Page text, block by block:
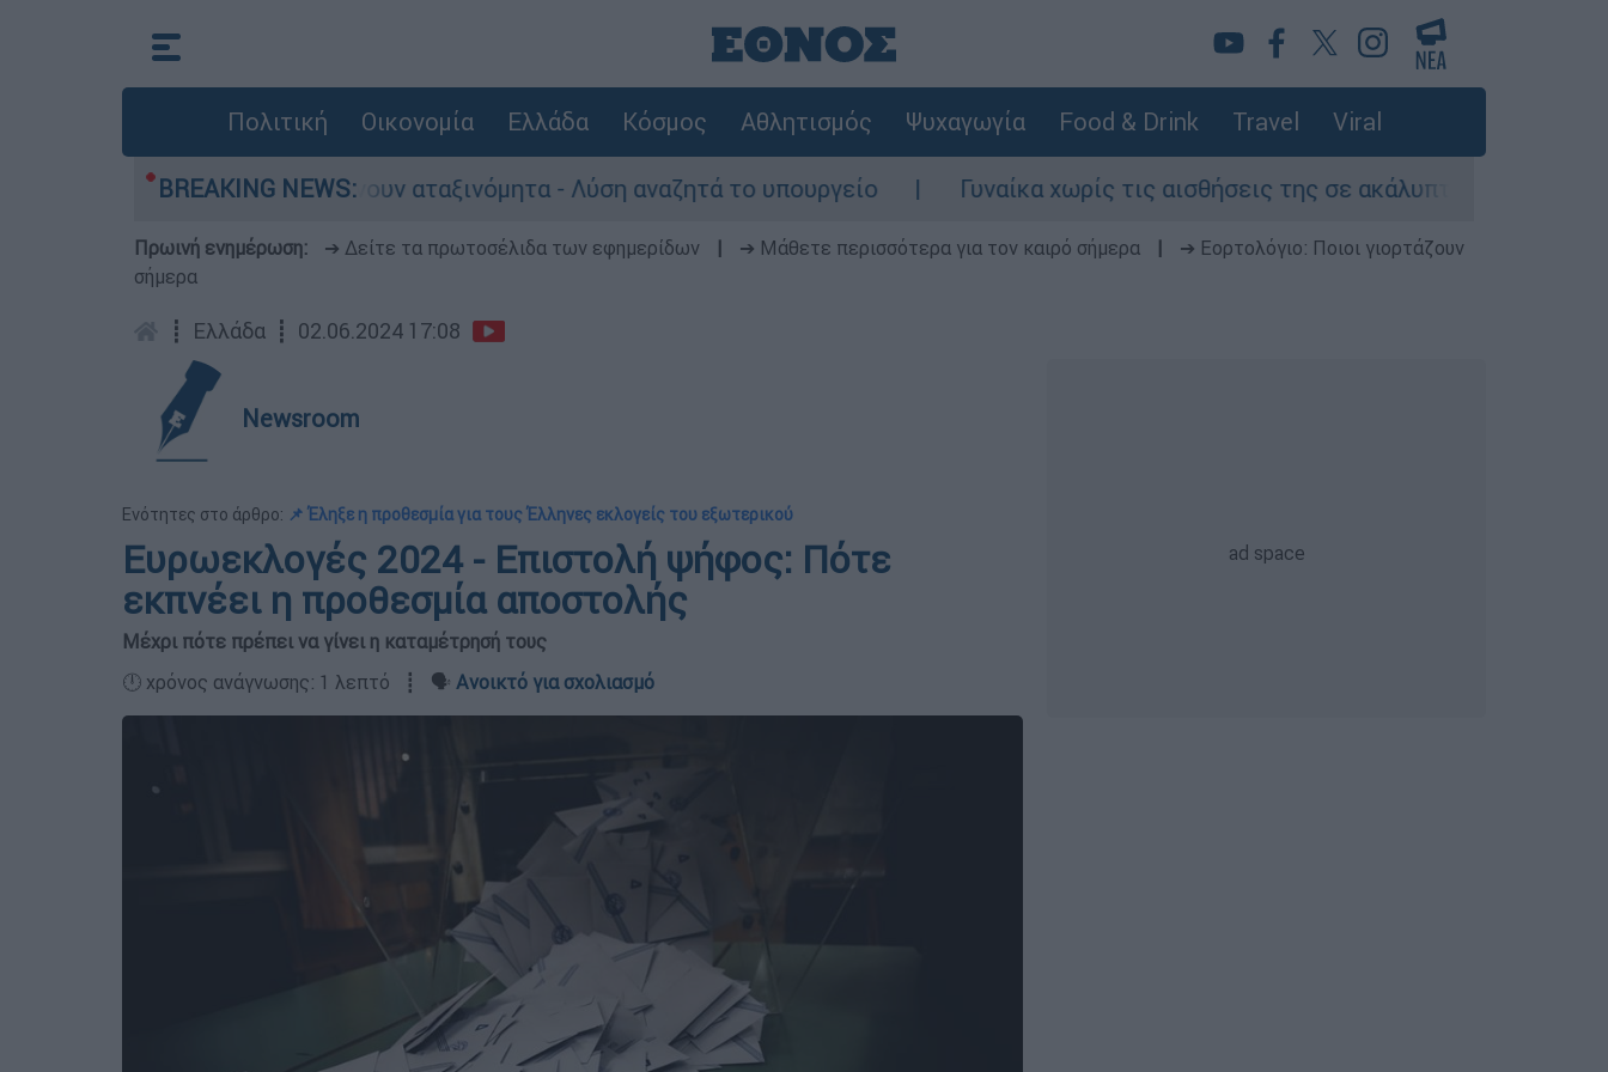
Πολιτική Οικονομία Ελλάδα Κόσμος Αθλητισμός Ψυχαγωγία Food & Drink Travel Viral
BREAKING NEWS:
αυτοκίνητα παραμένουν αταξινόμητα - Λύση αναζητά το υπουργείο Γυναίκα χωρίς τις αισθήσεις της σε ακάλυπτο πολυκατοικίας
Πρωινή ενημέρωση: ➔ Δείτε τα πρωτοσέλιδα των εφημερίδων ➔ Μάθετε περισσότερα για τον καιρό σήμερα
➔ Εορτολόγιο: Ποιοι γιορτάζουν
σήμερα
┋ Ελλάδα ┋ 02.06.2024 17:08
Newsroom
Ενότητες στο άρθρο: 📌 Έληξε η προθεσμία για τους Έλληνες εκλογείς του εξωτερικού
Ευρωεκλογές 2024 - Επιστολή ψήφος: Πότε
εκπνέει η προθεσμία αποστολής
Μέχρι πότε πρέπει να γίνει η καταμέτρησή τους
🕛 χρόνος ανάγνωσης: 1 λεπτό ┋ 🗣️ Ανοικτό για σχολιασμό